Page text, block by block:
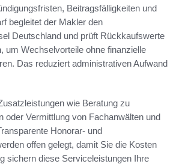
Beitragsfälligkeiten und
begleitet der Makler den
Deutschland und prüft Rückkaufswerte
um Wechselvorteile ohne finanzielle
Das reduziert administrativen Aufwand
wie Beratung zu
oder Vermittlung von Fachanwälten und
Honorar- und
offen gelegt, damit Sie die Kosten
sichern diese Serviceleistungen Ihre